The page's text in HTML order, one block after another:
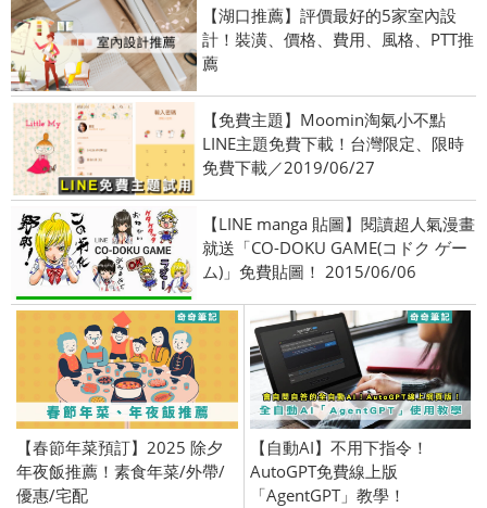
【湖口推薦】評價最好的5家室內設
計！裝潢、價格、費用、風格、PTT推
薦
【免費主題】Moomin淘氣小不點
LINE主題免費下載！台灣限定、限時
免費下載／2019/06/27
【LINE manga 貼圖】閱讀超人氣漫畫
就送「CO-DOKU GAME(コドク ゲー
ム)」免費貼圖！ 2015/06/06
【春節年菜預訂】2025 除夕
年夜飯推薦！素食年菜/外帶/
優惠/宅配
【自動AI】不用下指令！
AutoGPT免費線上版
「AgentGPT」教學！